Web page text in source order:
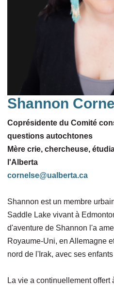
Shannon
Coprésidente du Comité
questions autochtones
Mère crie, chercheuse,
l'Alberta
cornelse@ualberta.ca
Shannon est un membre
Saddle Lake vivant à
d'aventure de Shannon l'a
Royaume-Uni, en Allemagne
nord de l'Irak, avec ses
La vie a continuellement